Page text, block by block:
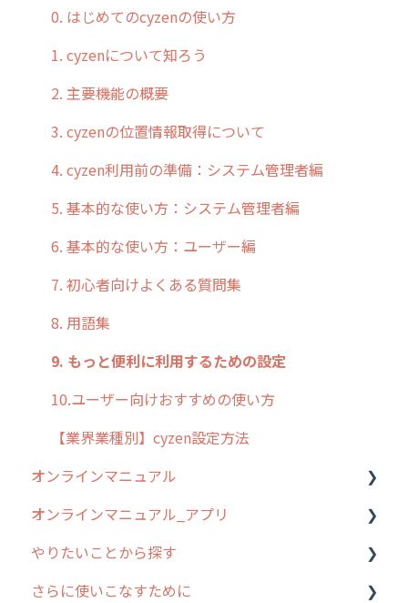
2019年までのリリース情報
お客様の声を実現しました
0. はじめてのcyzenの使い方
1. cyzenについて知ろう
2. 主要機能の概要
3. cyzenの位置情報取得について
4. cyzen利用前の準備：システム管理者編
5. 基本的な使い方：システム管理者編
6. 基本的な使い方：ユーザー編
7. 初心者向けよくある質問集
8. 用語集
9. もっと便利に利用するための設定
10.ユーザー向けおすすめの使い方
【業界業種別】cyzen設定方法
オンラインマニュアル
管理サイトの使い始め
ユーザー・グループ管理
行動管理
オンラインマニュアル_アプリ
アプリの使い始め
ホーム画面
やりたいことから探す
行動管理
さらに使いこなすために